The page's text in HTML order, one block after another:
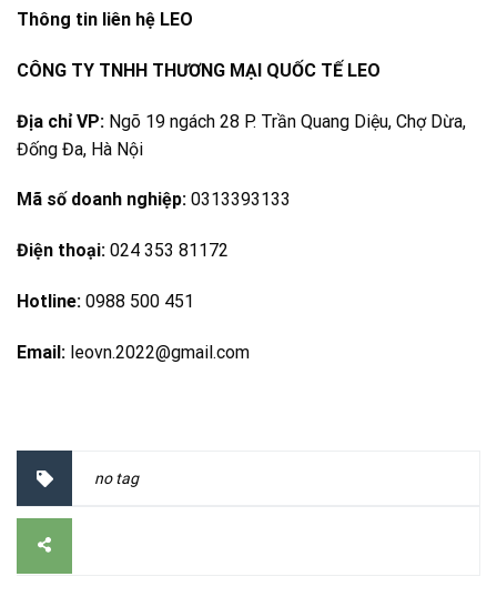
Thông tin liên hệ LEO
CÔNG TY TNHH THƯƠNG MẠI QUỐC TẾ LEO
Địa chỉ VP: Ngõ 19 ngách 28 P. Trần Quang Diệu, Chợ Dừa,
Đống Đa, Hà Nội
Mã số doanh nghiệp: 0313393133
Điện thoại: 024 353 81172
Hotline: 0988 500 451
Email: leovn.2022@gmail.com
no tag